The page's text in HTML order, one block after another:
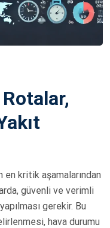
en kritik aşamalarından
güvenli ve verimli
gerekir. Bu
hava durumu